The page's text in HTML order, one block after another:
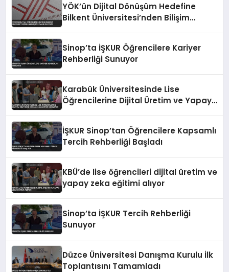
YÖK’ün Dijital Dönüşüm Hedefine
Bilkent Üniversitesi’nden Bilişim
Sinop’ta İŞKUR Öğrencilere Kariyer
Rehberliği Sunuyor
Karabük Üniversitesinde Lise
Öğrencilerine Dijital Üretim ve Yapay
İŞKUR Sinop’tan Öğrencilere Kapsamlı
Tercih Rehberliği Başladı
KBÜ’de lise öğrencileri dijital üretim ve
yapay zeka eğitimi alıyor
Sinop’ta İŞKUR Tercih Rehberliği
Sunuyor
Düzce Üniversitesi Danışma Kurulu İlk
Toplantısını Tamamladı